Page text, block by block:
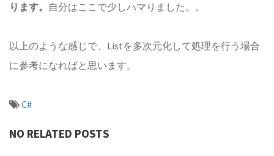
ります。 自分はここで少しハマりました。。
以上のような感じで、Listを多次元化して処理を行う場合
に参考になればと思います。
C#
NO RELATED POSTS